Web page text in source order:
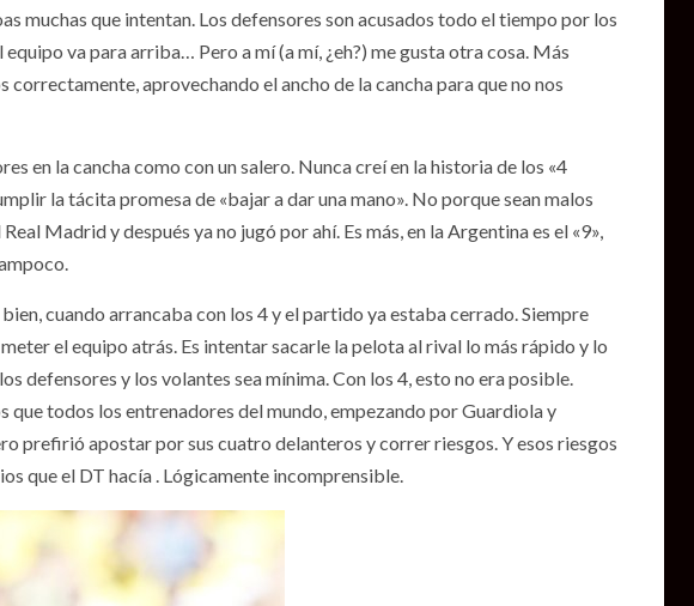
muchas que intentan. Los defensores son acusados todo el tiempo por los
va para arriba… Pero a mí (a mí, ¿eh?) me gusta otra cosa. Más
aprovechando el ancho de la cancha para que no nos
en la cancha como con un salero. Nunca creí en la historia de los «4
la tácita promesa de «bajar a dar una mano». No porque sean malos
Madrid y después ya no jugó por ahí. Es más, en la Argentina es el «9»,
cuando arrancaba con los 4 y el partido ya estaba cerrado. Siempre
el equipo atrás. Es intentar sacarle la pelota al rival lo más rápido y lo
defensores y los volantes sea mínima. Con los 4, esto no era posible.
todos los entrenadores del mundo, empezando por Guardiola y
prefirió apostar por sus cuatro delanteros y correr riesgos. Y esos riesgos
que el DT hacía . Lógicamente incomprensible.